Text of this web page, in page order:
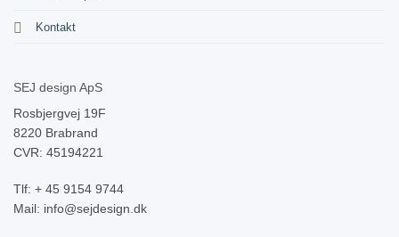
Kontakt
SEJ design ApS
Rosbjergvej 19F
8220 Brabrand
CVR: 45194221
Tlf: + 45 9154 9744
Mail: info@sejdesign.dk